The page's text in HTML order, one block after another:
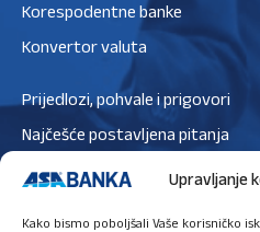
Upravljanje
Kako bismo poboljšali Vaše korisničko
Korespodentne banke
Konvertor valuta
Prijedlozi, pohvale i prigovori
Najčešće postavljena pitanja
Zaštita podataka